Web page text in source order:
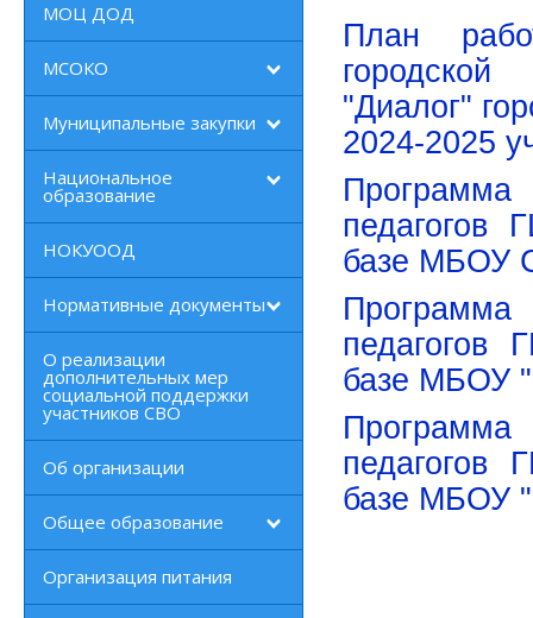
МОЦ ДОД
МСОКО
Муниципальные закупки
Национальное
образование
НОКУООД
Нормативные документы
О реализации
дополнительных мер
социальной поддержки
участников СВО
Об организации
Общее образование
Организация питания
План
городской
"Диалог"
2024-2025
педагогов
базе
педагогов
базе
педагогов
базе МБОУ